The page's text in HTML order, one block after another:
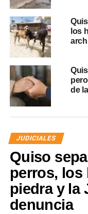
los
de
JUDICIALES
Quiso
perros, los
piedra y la
denuncia